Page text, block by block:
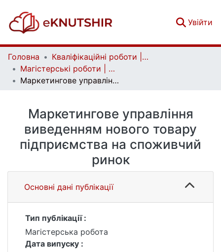
Увійти
Головна
Кваліфікаційні роботи | Qualifying works
Магістерські роботи | Master's theses
Маркетингове управління виведенням нового товару підприємства на споживчий ринок
Маркетингове управління
виведенням нового товару
підприємства на споживчий
ринок
Основні дані публікації
Тип публікації :
Магістерська робота
Дата випуску :